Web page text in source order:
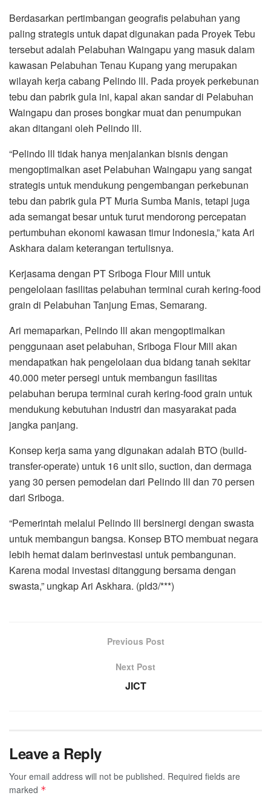
Berdasarkan pertimbangan geografis pelabuhan yang
paling strategis untuk dapat digunakan pada Proyek Tebu
tersebut adalah Pelabuhan Waingapu yang masuk dalam
kawasan Pelabuhan Tenau Kupang yang merupakan
wilayah kerja cabang Pelindo lll. Pada proyek perkebunan
tebu dan pabrik gula ini, kapal akan sandar di Pelabuhan
Waingapu dan proses bongkar muat dan penumpukan
akan ditangani oleh Pelindo lll.
“Pelindo lll tidak hanya menjalankan bisnis dengan
mengoptimalkan aset Pelabuhan Waingapu yang sangat
strategis untuk mendukung pengembangan perkebunan
tebu dan pabrik gula PT Muria Sumba Manis, tetapi juga
ada semangat besar untuk turut mendorong percepatan
pertumbuhan ekonomi kawasan timur lndonesia,” kata Ari
Askhara dalam keterangan tertulisnya.
Kerjasama dengan PT Sriboga Flour Mill untuk
pengelolaan fasilitas pelabuhan terminal curah kering-food
grain di Pelabuhan Tanjung Emas, Semarang.
Ari memaparkan, Pelindo lll akan mengoptimalkan
penggunaan aset pelabuhan, Sriboga Flour Mill akan
mendapatkan hak pengelolaan dua bidang tanah sekitar
40.000 meter persegi untuk membangun fasilitas
pelabuhan berupa terminal curah kering-food grain untuk
mendukung kebutuhan industri dan masyarakat pada
jangka panjang.
Konsep kerja sama yang digunakan adalah BTO (build-
transfer-operate) untuk 16 unit silo, suction, dan dermaga
yang 30 persen pemodelan dari Pelindo lll dan 70 persen
dari Sriboga.
“Pemerintah melalui Pelindo lll bersinergi dengan swasta
untuk membangun bangsa. Konsep BTO membuat negara
lebih hemat dalam berinvestasi untuk pembangunan.
Karena modal investasi ditanggung bersama dengan
swasta,” ungkap Ari Askhara. (pld3/***)
Previous Post
Next Post
JICT
Leave a Reply
Your email address will not be published. Required fields are
marked *